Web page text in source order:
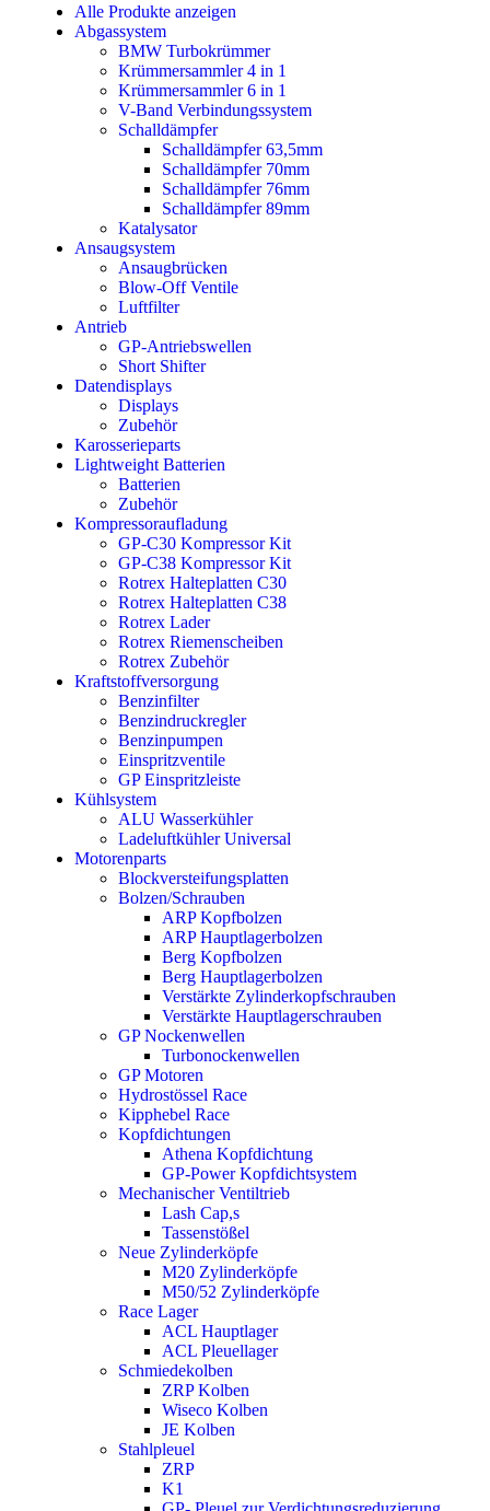
Alle Produkte anzeigen
Abgassystem
BMW Turbokrümmer
Krümmersammler 4 in 1
Krümmersammler 6 in 1
V-Band Verbindungssystem
Schalldämpfer
Schalldämpfer 63,5mm
Schalldämpfer 70mm
Schalldämpfer 76mm
Schalldämpfer 89mm
Katalysator
Ansaugsystem
Ansaugbrücken
Blow-Off Ventile
Luftfilter
Antrieb
GP-Antriebswellen
Short Shifter
Datendisplays
Displays
Zubehör
Karosserieparts
Lightweight Batterien
Batterien
Zubehör
Kompressoraufladung
GP-C30 Kompressor Kit
GP-C38 Kompressor Kit
Rotrex Halteplatten C30
Rotrex Halteplatten C38
Rotrex Lader
Rotrex Riemenscheiben
Rotrex Zubehör
Kraftstoffversorgung
Benzinfilter
Benzindruckregler
Benzinpumpen
Einspritzventile
GP Einspritzleiste
Kühlsystem
ALU Wasserkühler
Ladeluftkühler Universal
Motorenparts
Blockversteifungsplatten
Bolzen/Schrauben
ARP Kopfbolzen
ARP Hauptlagerbolzen
Berg Kopfbolzen
Berg Hauptlagerbolzen
Verstärkte Zylinderkopfschrauben
Verstärkte Hauptlagerschrauben
GP Nockenwellen
Turbonockenwellen
GP Motoren
Hydrostössel Race
Kipphebel Race
Kopfdichtungen
Athena Kopfdichtung
GP-Power Kopfdichtsystem
Mechanischer Ventiltrieb
Lash Cap,s
Tassenstößel
Neue Zylinderköpfe
M20 Zylinderköpfe
M50/52 Zylinderköpfe
Race Lager
ACL Hauptlager
ACL Pleuellager
Schmiedekolben
ZRP Kolben
Wiseco Kolben
JE Kolben
Stahlpleuel
ZRP
K1